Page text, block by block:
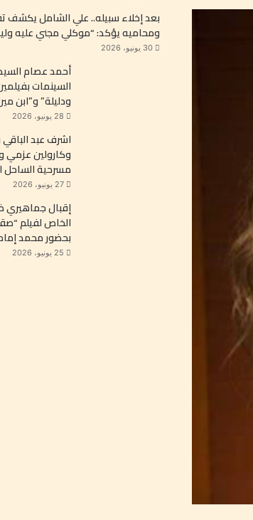
بعد إخلاء سبيله.. علي الشامل يكشف
ومحاميه يؤكد: “موكلي مجني عليه
30 يونيو، 2026
أحمد عصام
السينمات
ودليلة” و”ابن
28 يونيو، 2026
اشرف عبد
وكارولين عزمي
مسرحية الساحل
27 يونيو، 2026
إقبال
الخاص لفيلم
بحضور محمد
25 يونيو، 2026